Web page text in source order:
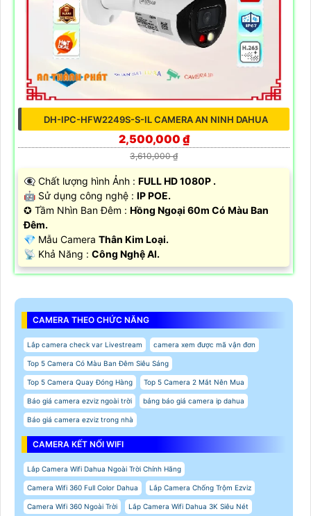
DH-IPC-HFW2249S-S-IL CAMERA AN NINH DAHUA
2,500,000 ₫
3,610,000 ₫
👁️‍🗨 Chất lượng hình Ảnh : FULL HD 1080P .
🤖️ Sử dụng công nghệ : IP POE.
✪ Tầm Nhìn Ban Đêm : Hồng Ngoại 60m Có Màu Ban
Đêm.
💎 Mẫu Camera Thân Kim Loại.
️📡 Khả Năng : Công Nghệ AI.
CAMERA THEO CHỨC NĂNG
Lắp camera check var Livestream camera xem được mã vận đơn
Top 5 Camera Có Màu Ban Đêm Siêu Sáng
Top 5 Camera Quay Đóng Hàng Top 5 Camera 2 Mắt Nên Mua
Báo giá camera ezviz ngoài trời bảng báo giá camera ip dahua
Báo giá camera ezviz trong nhà
CAMERA KẾT NỐI WIFI
Lắp Camera Wifi Dahua Ngoài Trời Chính Hãng
Camera Wifi 360 Full Color Dahua Lắp Camera Chống Trộm Ezviz
Camera Wifi 360 Ngoài Trời Lắp Camera Wifi Dahua 3K Siêu Nét